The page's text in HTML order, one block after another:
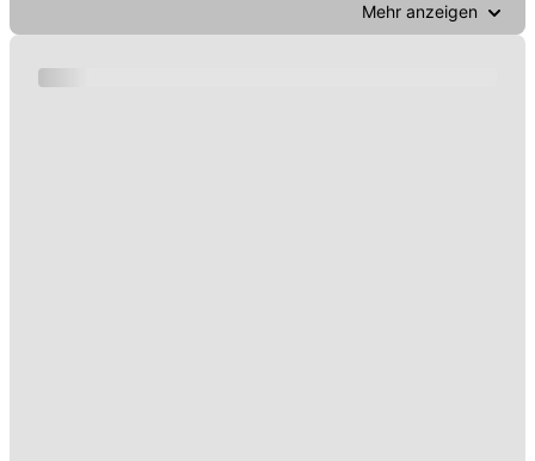
Mehr anzeigen